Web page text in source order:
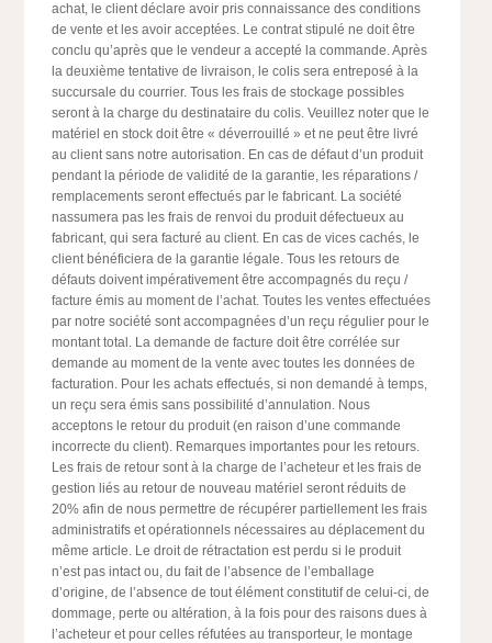
achat, le client déclare avoir pris connaissance des conditions
de vente et les avoir acceptées. Le contrat stipulé ne doit être
conclu qu’après que le vendeur a accepté la commande. Après
la deuxième tentative de livraison, le colis sera entreposé à la
succursale du courrier. Tous les frais de stockage possibles
seront à la charge du destinataire du colis. Veuillez noter que le
matériel en stock doit être « déverrouillé » et ne peut être livré
au client sans notre autorisation. En cas de défaut d’un produit
pendant la période de validité de la garantie, les réparations /
remplacements seront effectués par le fabricant. La société
nassumera pas les frais de renvoi du produit défectueux au
fabricant, qui sera facturé au client. En cas de vices cachés, le
client bénéficiera de la garantie légale. Tous les retours de
défauts doivent impérativement être accompagnés du reçu /
facture émis au moment de l’achat. Toutes les ventes effectuées
par notre société sont accompagnées d’un reçu régulier pour le
montant total. La demande de facture doit être corrélée sur
demande au moment de la vente avec toutes les données de
facturation. Pour les achats effectués, si non demandé à temps,
un reçu sera émis sans possibilité d’annulation. Nous
acceptons le retour du produit (en raison d’une commande
incorrecte du client). Remarques importantes pour les retours.
Les frais de retour sont à la charge de l’acheteur et les frais de
gestion liés au retour de nouveau matériel seront réduits de
20% afin de nous permettre de récupérer partiellement les frais
administratifs et opérationnels nécessaires au déplacement du
même article. Le droit de rétractation est perdu si le produit
n’est pas intact ou, du fait de l’absence de l’emballage
d’origine, de l’absence de tout élément constitutif de celui-ci, de
dommage, perte ou altération, à la fois pour des raisons dues à
l’acheteur et pour celles réfutées au transporteur, le montage